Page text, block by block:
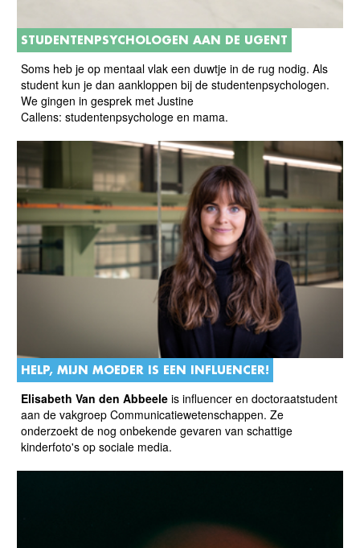
STUDENTENPSYCHOLOGEN AAN DE UGENT
Soms heb je op mentaal vlak een duwtje in de rug nodig. Als
student kun je dan aankloppen bij de studentenpsychologen.
We gingen in gesprek met Justine
Callens: studentenpsychologe en mama.
HELP, MIJN MOEDER IS EEN INFLUENCER!
Elisabeth Van den Abbeele is influencer en doctoraatstudent
aan de vakgroep Communicatiewetenschappen. Ze
onderzoekt de nog onbekende gevaren van schattige
kinderfoto's op sociale media.